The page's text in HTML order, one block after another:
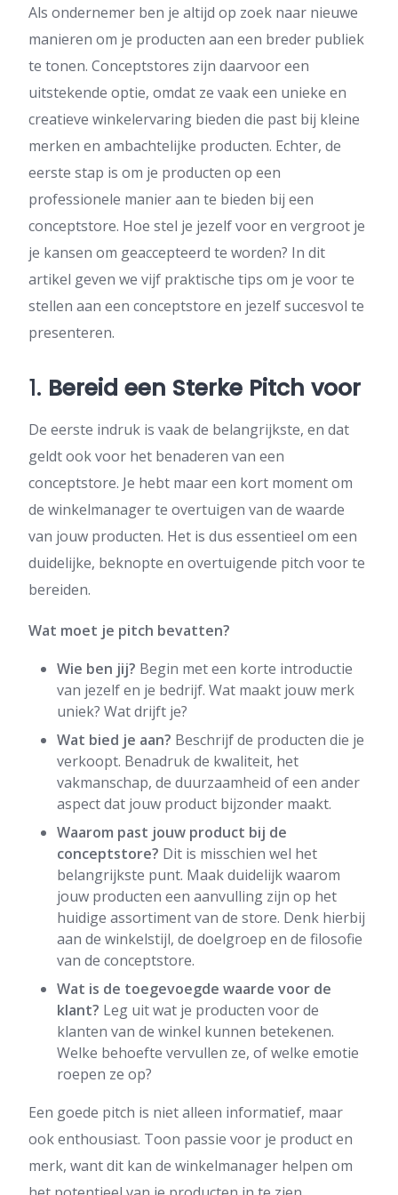
Als ondernemer ben je altijd op zoek naar nieuwe
manieren om je producten aan een breder publiek
te tonen. Conceptstores zijn daarvoor een
uitstekende optie, omdat ze vaak een unieke en
creatieve winkelervaring bieden die past bij kleine
merken en ambachtelijke producten. Echter, de
eerste stap is om je producten op een
professionele manier aan te bieden bij een
conceptstore. Hoe stel je jezelf voor en vergroot je
je kansen om geaccepteerd te worden? In dit
artikel geven we vijf praktische tips om je voor te
stellen aan een conceptstore en jezelf succesvol te
presenteren.
1. Bereid een Sterke Pitch voor
De eerste indruk is vaak de belangrijkste, en dat
geldt ook voor het benaderen van een
conceptstore. Je hebt maar een kort moment om
de winkelmanager te overtuigen van de waarde
van jouw producten. Het is dus essentieel om een
duidelijke, beknopte en overtuigende pitch voor te
bereiden.
Wat moet je pitch bevatten?
Wie ben jij? Begin met een korte introductie
van jezelf en je bedrijf. Wat maakt jouw merk
uniek? Wat drijft je?
Wat bied je aan? Beschrijf de producten die je
verkoopt. Benadruk de kwaliteit, het
vakmanschap, de duurzaamheid of een ander
aspect dat jouw product bijzonder maakt.
Waarom past jouw product bij de
conceptstore? Dit is misschien wel het
belangrijkste punt. Maak duidelijk waarom
jouw producten een aanvulling zijn op het
huidige assortiment van de store. Denk hierbij
aan de winkelstijl, de doelgroep en de filosofie
van de conceptstore.
Wat is de toegevoegde waarde voor de
klant? Leg uit wat je producten voor de
klanten van de winkel kunnen betekenen.
Welke behoefte vervullen ze, of welke emotie
roepen ze op?
Een goede pitch is niet alleen informatief, maar
ook enthousiast. Toon passie voor je product en
merk, want dit kan de winkelmanager helpen om